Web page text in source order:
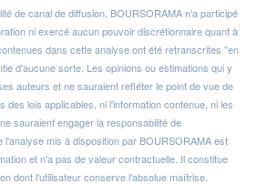
de canal de diffusion, BOURSORAMA n'a participé
ni exercé aucun pouvoir discrétionnaire quant à
dans cette analyse ont été retranscrites "en
d'aucune sorte. Les opinions ou estimations qui y
auteurs et ne sauraient refléter le point de vue de
des lois applicables, ni l'information contenue, ni les
sauraient engager la responsabilité de
l'analyse mis à disposition par BOURSORAMA est
et n'a pas de valeur contractuelle. Il constitue
dont l'utilisateur conserve l'absolue maîtrise.